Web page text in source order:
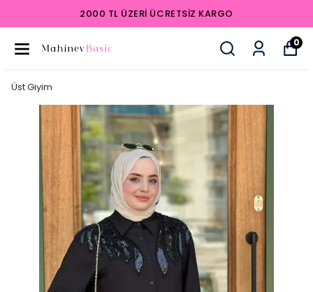
2000 TL ÜZERI ÜCRETSIZ KARGO
0
Üst Giyim